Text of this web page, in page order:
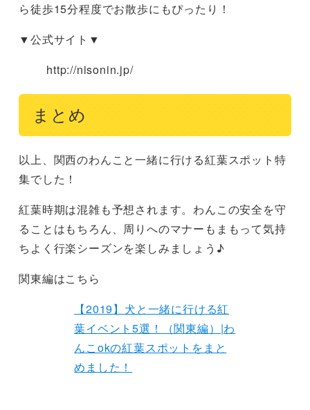
ら徒歩15分程度でお散歩にもぴったり！
▼公式サイト▼
http://nisonin.jp/
まとめ
以上、関西のわんこと一緒に行ける紅葉スポット特
集でした！
紅葉時期は混雑も予想されます。わんこの安全を守
ることはもちろん、周りへのマナーもまもって気持
ちよく行楽シーズンを楽しみましょう♪
関東編はこちら
【2019】犬と一緒に行ける紅
葉イベント5選！（関東編）|わ
んこokの紅葉スポットをまと
めました！